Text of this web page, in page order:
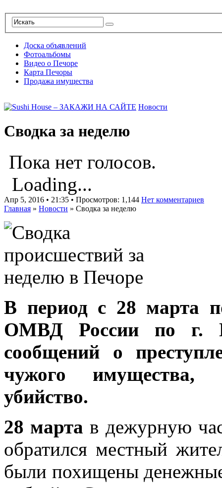
Доска объявлений
Фотоальбомы
Видео о Печоре
Карта Печоры
Продажа имущества
Новости
Сводка за неделю
Пока нет голосов.
Loading...
Апр 5, 2016 • 21:35 • Просмотров: 1,144 Нет комментариев
Главная » Новости » Сводка за неделю
В период с 28 марта
ОМВД России по г.
сообщений о
чужого имущества,
убийство.
28 марта в дежурную
обратился местный
были похищены